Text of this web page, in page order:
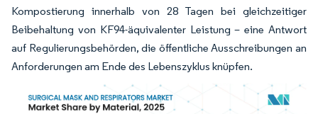
Kompostierung innerhalb von 28 Tagen bei gleichzeitiger
Beibehaltung von KF94-äquivalenter Leistung – eine Antwort
auf Regulierungsbehörden, die öffentliche Ausschreibungen an
Anforderungen am Ende des Lebenszyklus knüpfen.